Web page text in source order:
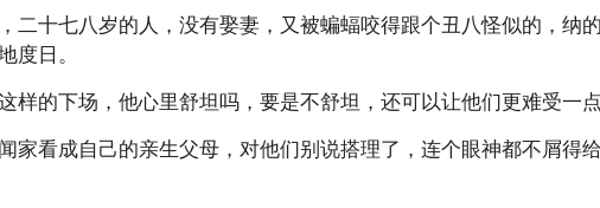
二十七八岁的人，没有娶妻，又被蝙蝠咬得跟个丑八怪似的，纳
度日。
样的下场，他心里舒坦吗，要是不舒坦，还可以让他们更难受一点
家看成自己的亲生父母，对他们别说搭理了，连个眼神都不屑得